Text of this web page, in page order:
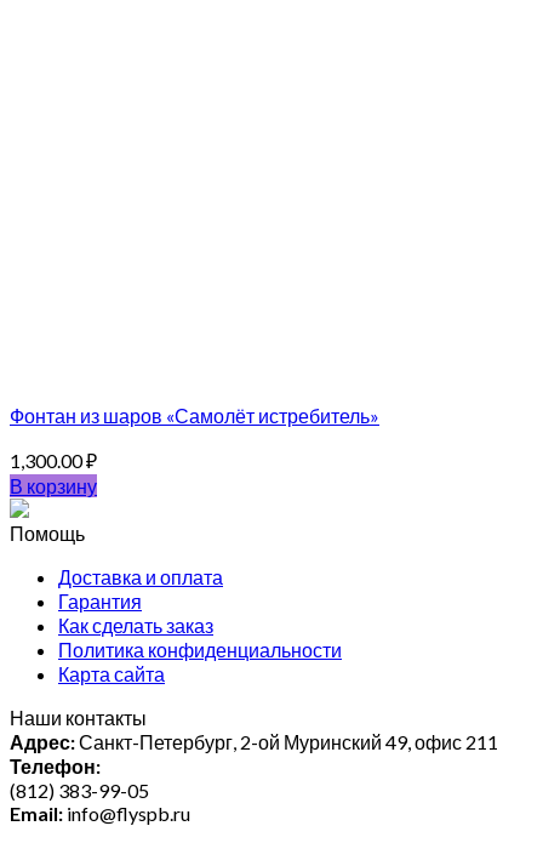
Фонтан из шаров «Самолёт истребитель»
1,300.00₽
В корзину
Помощь
Доставка и оплата
Гарантия
Как сделать заказ
Политика конфиденциальности
Карта сайта
Наши контакты
Адрес:Санкт-Петербург, 2-ой Муринский 49, офис 211
Телефон:
(812) 383-99-05
Email: info@flyspb.ru